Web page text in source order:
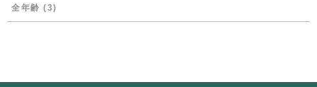
全年齢 (3)